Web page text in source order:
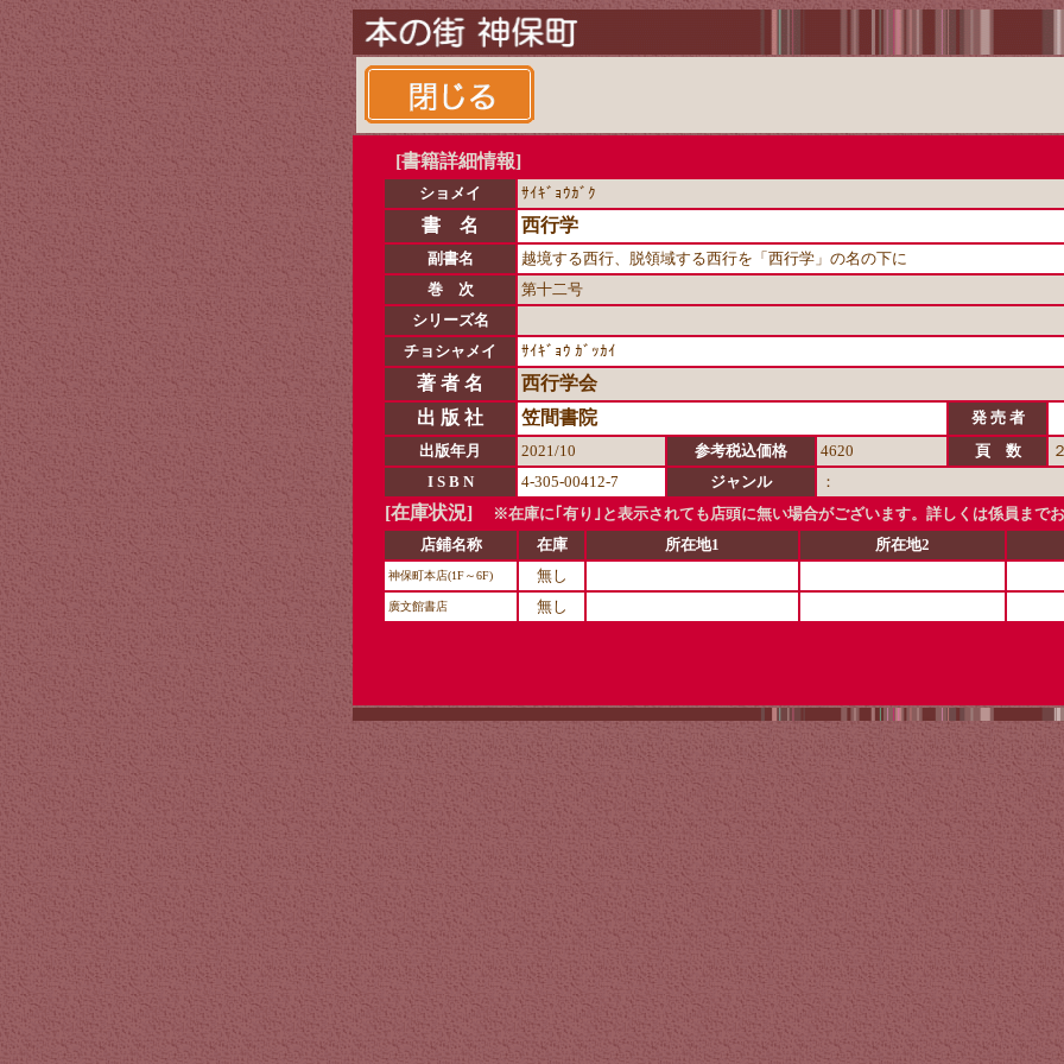
[書籍詳細情報]
ショメイ ｻｲｷﾞｮｳｶﾞｸ
書 名 西行学
副書名
越境する西行、脱領域する西行を「西行学」の名の下に
巻 次
第十二号
シリーズ名
チョシャメイ
ｻｲｷﾞｮｳ ｶﾞｯｶｲ
著 者 名
西行学会
出 版 社
笠間書院
発 売 者
出版年月
2021/10 参考税込価格 4620 頁 数
I S B N
4-305-00412-7 ジャンル ：
[在庫状況]
※在庫に｢有り｣と表示されても店頭に無い場合がございます。詳しくは係員まで
店鋪名称
在庫 所在地1 所在地2
神保町本店(1F～6F) 無し
廣文館書店 無し